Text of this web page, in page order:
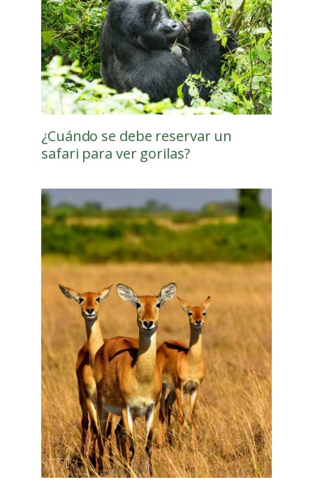
¿Cuándo se debe reservar un
safari para ver gorilas?